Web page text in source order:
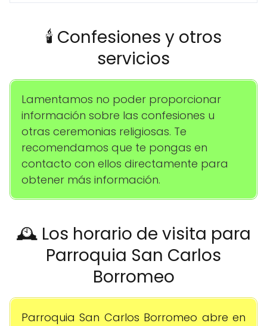
🕯️ Confesiones y otros
servicios
Lamentamos no poder proporcionar
información sobre las confesiones u
otras ceremonias religiosas. Te
recomendamos que te pongas en
contacto con ellos directamente para
obtener más información.
🕰️ Los horario de visita para
Parroquia San Carlos
Borromeo
Parroquia San Carlos Borromeo abre en